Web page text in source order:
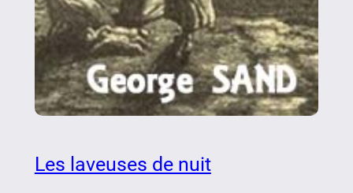
Les laveuses de nuit